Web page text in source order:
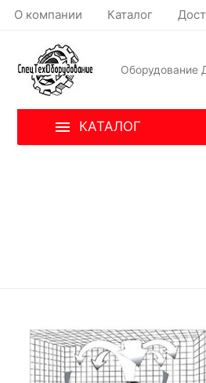
О компании Каталог
Оборудование
КАТАЛОГ